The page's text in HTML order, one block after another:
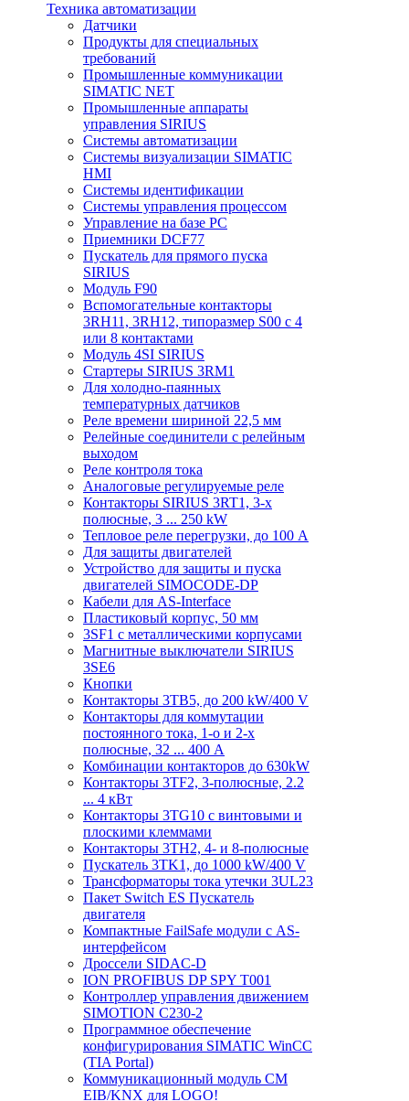
Техника автоматизации
Датчики
Продукты для специальных
требований
Промышленные коммуникации
SIMATIC NET
Промышленные аппараты
управления SIRIUS
Системы автоматизации
Системы визуализации SIMATIC
HMI
Системы идентификации
Системы управления процессом
Управление на базе РС
Приемники DCF77
Пускатель для прямого пуска
SIRIUS
Модуль F90
Вспомогательные контакторы
3RH11, 3RH12, типоразмер S00 с 4
или 8 контактами
Модуль 4SI SIRIUS
Стартеры SIRIUS 3RM1
Для холодно-паянных
температурных датчиков
Реле времени шириной 22,5 мм
Релейные соединители с релейным
выходом
Реле контроля тока
Аналоговые регулируемые реле
Контакторы SIRIUS 3RT1, 3-х
полюсные, 3 ... 250 kW
Тепловое реле перегрузки, до 100 A
Для защиты двигателей
Устройство для защиты и пуска
двигателей SIMOCODE-DP
Кабели для AS-Interface
Пластиковый корпус, 50 мм
3SF1 с металлическими корпусами
Магнитные выключатели SIRIUS
3SE6
Кнопки
Контакторы 3TB5, до 200 kW/400 V
Контакторы для коммутации
постоянного тока, 1-о и 2-х
полюсные, 32 ... 400 A
Комбинации контакторов до 630kW
Контакторы 3TF2, 3-полюсные, 2.2
... 4 кВт
Контакторы 3TG10 c винтовыми и
плоскими клеммами
Контакторы 3TH2, 4- и 8-полюсные
Пускатель 3TK1, до 1000 kW/400 V
Трансформаторы тока утечки 3UL23
Пакет Switch ES Пускатель
двигателя
Компактные FailSafe модули с AS-
интерфейсом
Дроссели SIDAC-D
ION PROFIBUS DP SPY T001
Контроллер управления движением
SIMOTION C230-2
Программное обеспечение
конфигурирования SIMATIC WinCC
(TIA Portal)
Коммуникационный модуль CM
EIB/KNX для LOGO!